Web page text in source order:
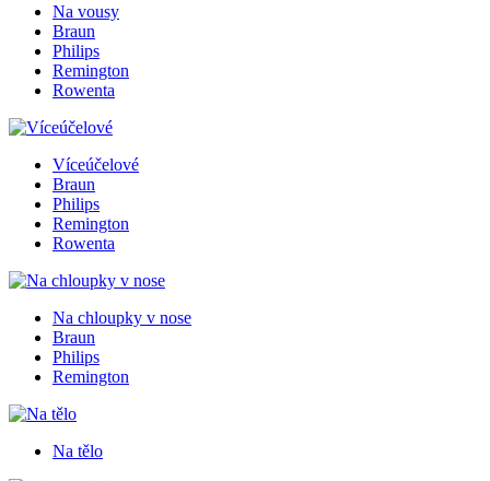
Na vousy
Braun
Philips
Remington
Rowenta
Víceúčelové
Braun
Philips
Remington
Rowenta
Na chloupky v nose
Braun
Philips
Remington
Na tělo